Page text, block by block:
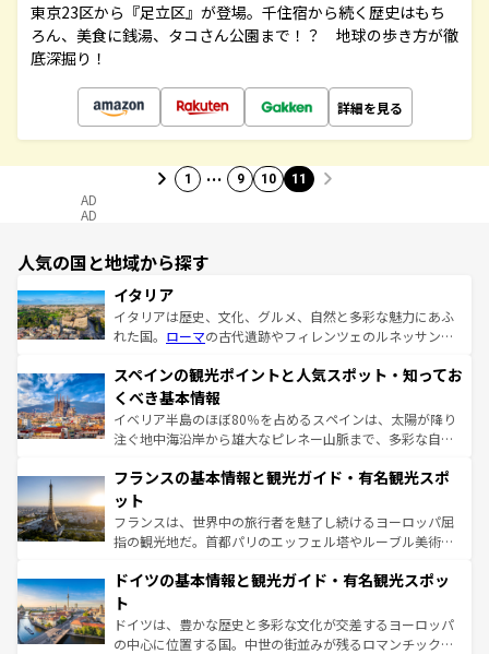
東京23区から『足立区』が登場。千住宿から続く歴史はもち
ろん、美食に銭湯、タコさん公園まで！？ 地球の歩き方が徹
底深掘り！
詳細を見る
1 … 9 10 11
AD
AD
人気の国と地域から探す
イタリア
イタリアは歴史、文化、グルメ、自然と多彩な魅力にあふ
れた国。 ローマの古代遺跡やフィレンツェのルネッサンス
ろん、トスカーナの美しい田園風景やアマルフィ海岸の絶
景など、自然景観も見逃せない。観光の合間には、本場の
ピザやパスタなど、絶品のイタリア料理を堪能することも
できる。朝目覚めてから夜眠るまで、すべての瞬間を楽し
なお、新着のイタリア情報はコンテンツ一覧を参照してほ
しい。
スペインの観光ポイントと人気スポット・知ってお
くべき基本情報
イベリア半島のほぼ80％を占めるスペインは、太陽が降り
注ぐ地中海沿岸から雄大なピレネー山脈まで、多彩な自然
文化が根付くこの国では、情熱的なフラメンコ、熱気あふ
れる闘牛、そして美味しいタパスが生活の一部となってい
る。首都マドリードの洗練された雰囲気や、バルセロナの
アートに溢れた街角から、地方では古代ローマ遺跡や中世
せる。地方によって風土や気候が異なるスペインはその個
ンテンツ一覧 を参照してほしい。
フランスの基本情報と観光ガイド・有名観光スポ
ット
フランスは、世界中の旅行者を魅了し続けるヨーロッパ屈
指の観光地だ。首都パリのエッフェル塔やルーブル美術館
で、幅広い魅力が詰まっている。華麗な宮殿、歴史的な大
聖堂、美しいビーチ、そして豊かな自然が、訪れる者を心
から魅了する。また、フランスは美食の国としても知ら
れ、フランス料理はユネスコ無形文化遺産にも登録されて
ドイツの基本情報と観光ガイド・有名観光スポッ
ト
ドイツは、豊かな歴史と多彩な文化が交差するヨーロッパ
の中心に位置する国。中世の街並みが残るロマンチック街